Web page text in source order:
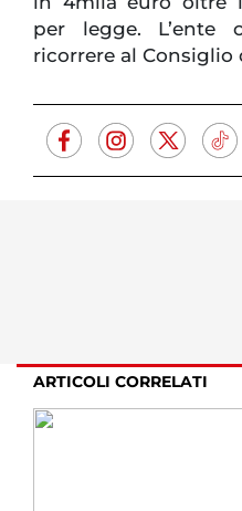
per legge. L’ente
ricorrere al Consiglio
ARTICOLI CORRELATI